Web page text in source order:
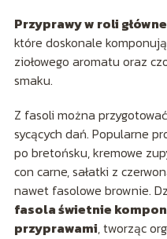
Przyprawy w roli
które doskonale
ziołowego aromatu oraz
smaku.
Z fasoli można
sycących dań. Popularne
po bretońsku, kremowe
con carne, sałatki z
nawet fasolowe brownie.
fasola świetnie
przyprawami, tworząc